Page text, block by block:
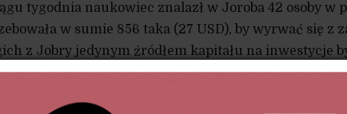
tygodnia naukowiec znalazł w Joroba 42 osoby w
w sumie 856 taka (27 USD), by wyrwać się z
z Jobry jedynym źródłem kapitału na inwestycje
lichwiarzy. Takie nieformalne źródło kredytu